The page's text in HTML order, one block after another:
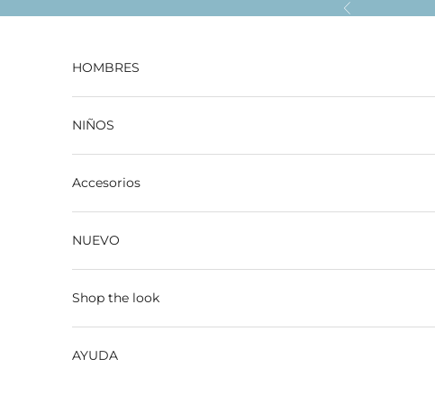
Anterior
HOMBRES
NIÑOS
Accesorios
NUEVO
Shop the look
AYUDA